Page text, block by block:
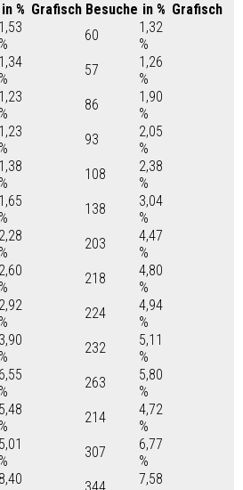
in % Grafisch Besuche in % Grafisch
1,53
%
60
1,32
%
1,34
%
57
1,26
%
1,23
%
86
1,90
%
1,23
%
93
2,05
%
1,38
%
108
2,38
%
1,65
%
138
3,04
%
2,28
%
203
4,47
%
2,60
%
218
4,80
%
2,92
%
224
4,94
%
3,90
%
232
5,11
%
6,55
%
263
5,80
%
5,48
%
214
4,72
%
5,01
%
307
6,77
%
8,40
7,58